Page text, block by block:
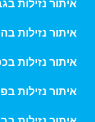
איתור נזילות
איתור נזילות
איתור נזילות
איתור נזילות